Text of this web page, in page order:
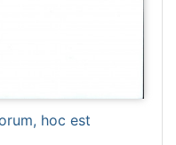
hoc est